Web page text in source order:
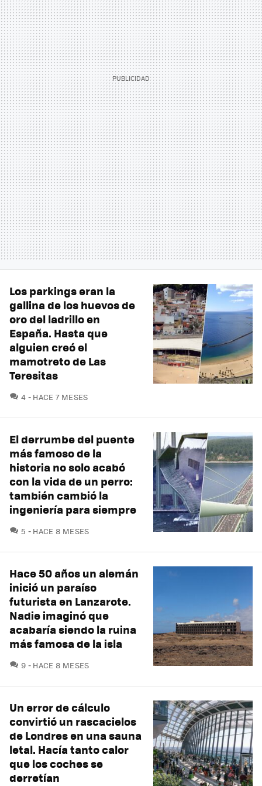
Los parkings eran la
gallina de los huevos de
oro del ladrillo en
España. Hasta que
alguien creó el
mamotreto de Las
Teresitas
4 COMENTARIOS
HACE 7 MESES
El derrumbe del puente
más famoso de la
historia no solo acabó
con la vida de un perro:
también cambió la
ingeniería para siempre
5 COMENTARIOS
HACE 8 MESES
Hace 50 años un alemán
inició un paraíso
futurista en Lanzarote.
Nadie imaginó que
acabaría siendo la ruina
más famosa de la isla
9 COMENTARIOS
HACE 8 MESES
Un error de cálculo
convirtió un rascacielos
de Londres en una sauna
letal. Hacía tanto calor
que los coches se
derretían